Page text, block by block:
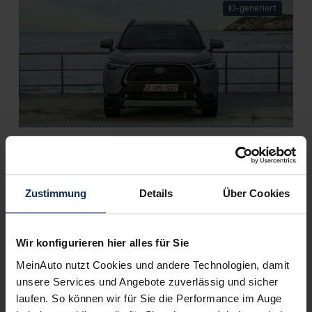
Zustimmung Details Über Cookies
Wir konfigurieren hier alles für Sie
MeinAuto nutzt Cookies und andere Technologien, damit
unsere Services und Angebote zuverlässig und sicher
laufen. So können wir für Sie die Performance im Auge
KI-generiert
Toyota Corolla Cross (Test 2023): Glückt das Debüt